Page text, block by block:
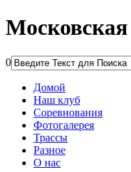
0
Домой
Наш клуб
Соревнования
Фотогалерея
Трассы
Разное
О нас